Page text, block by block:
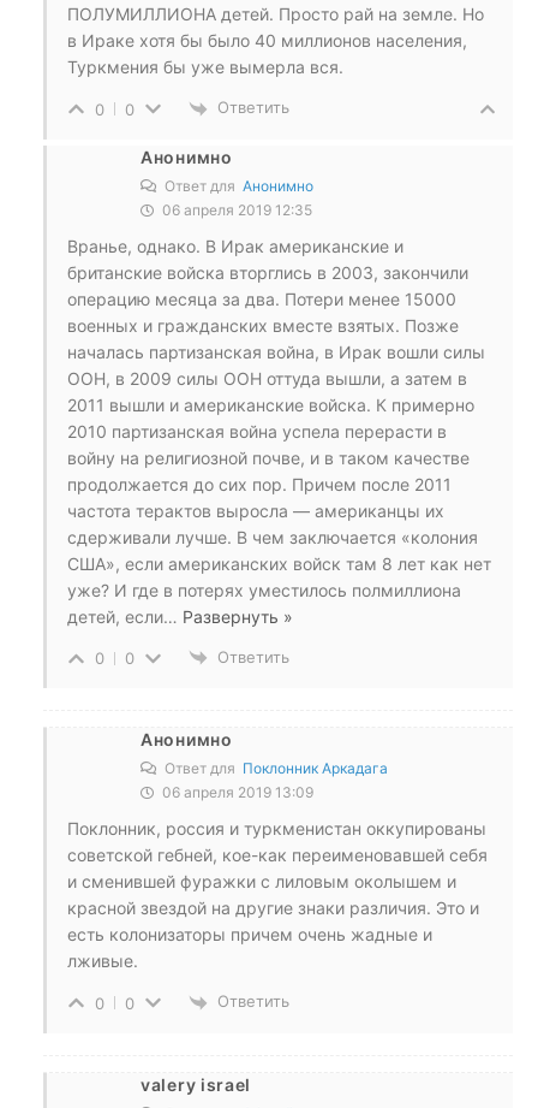
ПОЛУМИЛЛИОНА детей. Просто рай на земле. Но
в Ираке хотя бы было 40 миллионов населения,
Туркмения бы уже вымерла вся.
0 0 Ответить
Анонимно
Ответ для Анонимно
06 апреля 2019 12:35
Вранье, однако. В Ирак американские и
британские войска вторглись в 2003, закончили
операцию месяца за два. Потери менее 15000
военных и гражданских вместе взятых. Позже
началась партизанская война, в Ирак вошли силы
ООН, в 2009 силы ООН оттуда вышли, а затем в
2011 вышли и американские войска. К примерно
2010 партизанская война успела перерасти в
войну на религиозной почве, и в таком качестве
продолжается до сих пор. Причем после 2011
частота терактов выросла — американцы их
сдерживали лучше. В чем заключается «колония
США», если американских войск там 8 лет как нет
уже? И где в потерях уместилось полмиллиона
детей, если… Развернуть »
0 0 Ответить
Анонимно
Ответ для Поклонник Аркадага
06 апреля 2019 13:09
Поклонник, россия и туркменистан оккупированы
советской гебней, кое-как переименовавшей себя
и сменившей фуражки с лиловым околышем и
красной звездой на другие знаки различия. Это и
есть колонизаторы причем очень жадные и
лживые.
0 0 Ответить
valery israel